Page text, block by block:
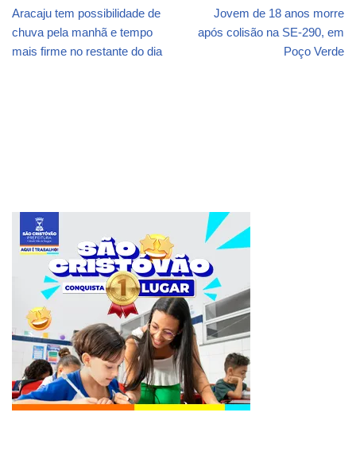
Aracaju tem possibilidade de
chuva pela manhã e tempo
mais firme no restante do dia
Jovem de 18 anos morre
após colisão na SE-290, em
Poço Verde